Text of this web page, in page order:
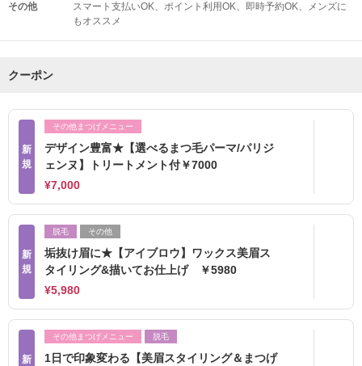
その他 スマート支払いOK ポイント利用OK 即時予約OK
メンズに
もオススメ
クーポン
新
規
その他まつげメニュー
デザイン豊富★【選べるまつ毛パーマ/パリジ
ェンヌ】トリートメント付￥7000
¥7,000
新
規
脱毛 その他
垢抜け眉に★【アイブロウ】ワックス美眉ス
タイリング&描いてお仕上げ ￥5980
¥5,980
新
その他まつげメニュー 脱毛
1日で印象変わる【美眉スタイリング＆まつげ